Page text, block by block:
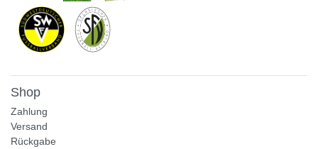
Shop
Zahlung
Versand
Rückgabe